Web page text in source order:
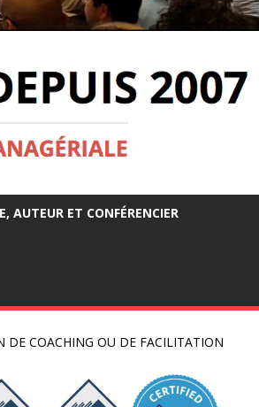
AUTEUR ET CONFÉRENCIER
DE COACHING OU DE FACILITATION